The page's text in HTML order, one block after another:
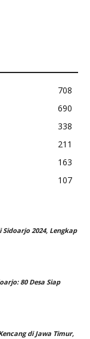
708
690
338
211
163
107
Sidoarjo 2024, Lengkap
80 Desa Siap
di Jawa Timur,